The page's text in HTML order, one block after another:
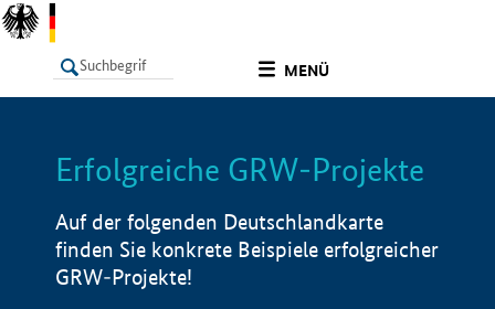
MENÜ
LISTE Info
Erfolgreiche GRW-Projekte
Auf der folgenden Deutschlandkarte
finden Sie konkrete Beispiele erfolgreicher
GRW-Projekte!